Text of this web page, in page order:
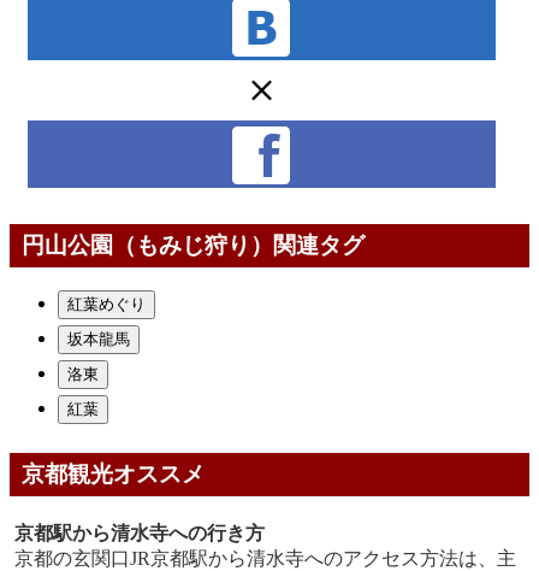
円山公園（もみじ狩り）関連タグ
紅葉めぐり
坂本龍馬
洛東
紅葉
京都観光オススメ
京都駅から清水寺への行き方
京都の玄関口JR京都駅から清水寺へのアクセス方法は、主